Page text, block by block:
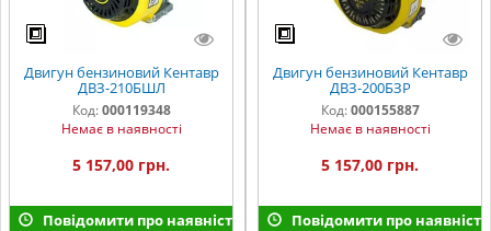
Двигун бензиновий Кентавр
ДВЗ-210БШЛ
Код: 000119348
Немає в наявності
5 157,00 грн.
Повідомити про наявність
Двигун бензиновий Кентавр
ДВЗ-200БЗР
Код: 000155887
Немає в наявності
5 157,00 грн.
Повідомити про наявність